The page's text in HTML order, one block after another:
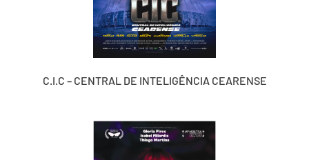
C.I.C – CENTRAL DE INTELIGÊNCIA CEARENSE